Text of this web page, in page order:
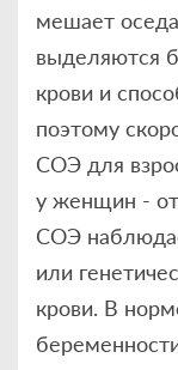
мешает
выделяются
крови и
поэтому
СОЭ для
у женщин -
СОЭ
или
крови. В